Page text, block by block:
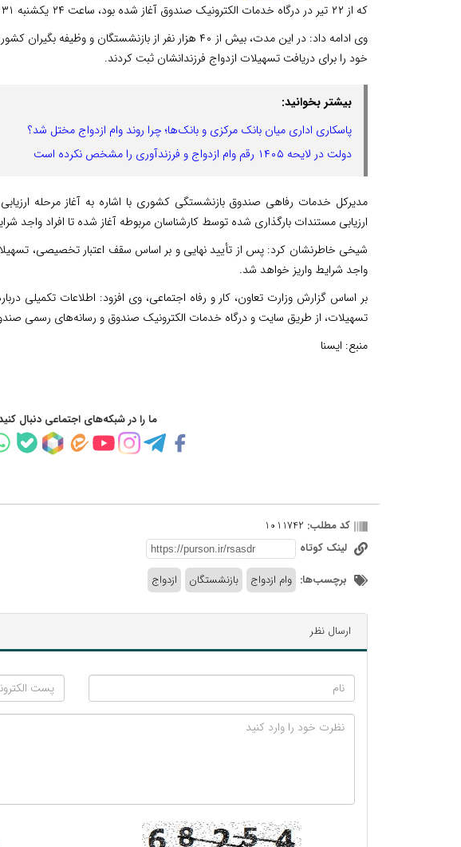
که از ۲۲ تیر در درگاه خدمات الکترونیک صندوق آغاز شده بود، ساعت ۲۴ یکشنبه ۳۱ تیر ۱۴۰۴ به پایان رسید.
وی ادامه داد: در این مدت، بیش از ۴۰ هزار نفر از
خود را برای دریافت تسهیلات ازدواج فرزندانشان ثبت کردند.
بیشتر بخوانید:
پاسکاری اداری میان بانک مرکزی و بانک‌ها؛ چرا روند وام ازدواج مختل شد؟
دولت در لایحه ۱۴۰۵ رقم وام ازدواج و فرزندآوری را مشخص نکرده است
مدیرکل خدمات رفاهی صندوق بازنشستگی کشوری با اشاره به آغاز مرحله
ارزیابی مستندات بارگذاری شده توسط کارشناسان مربوطه آغاز شده تا افراد
واجد شرایط واریز خواهد شد.
بر اساس گزارش وزارت تعاون، کار و رفاه اجتماعی، وی افزود: اطلاعات تکمیلی
تسهیلات، از طریق سایت و درگاه خدمات الکترونیک صندوق و رسانه‌های رسمی
منبع: ایسنا
ما را در شبکه‌های اجتماعی دنبال
کد مطلب: 1011742
لینک کوتاه
برچسب‌ها: وام ازدواج بازنشستگان ازدواج
ارسال نظر